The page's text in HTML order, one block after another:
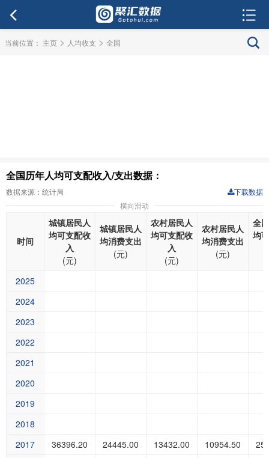
当前位置： 主页 > 人均收支 > 全国
全国历年人均可支配收入/支出数据：
数据来源：统计局
下载数据
横向滑动
时间
城镇居民人
均可支配收
入
(元)
城镇居民人
均消费支出
(元)
农村居民人
均可支配收
入
(元)
农村居民人
均消费支出
(元)
全
均
2025
2024
2023
2022
2021
2020
2019
2018
2017
36396.20 24445.00 13432.00 10954.50